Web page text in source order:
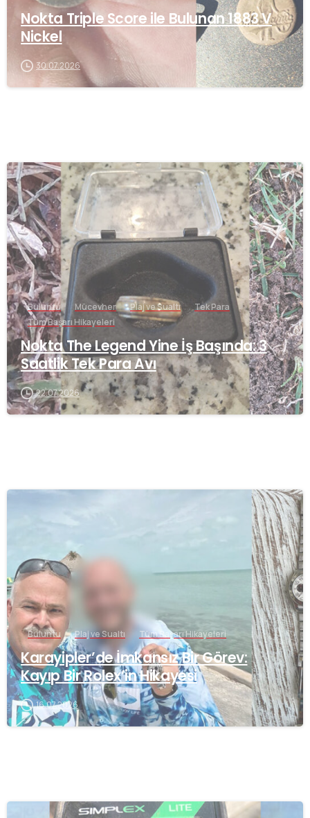
Nokta Triple Score ile Bulunan 1883 V
Nickel
30.07.2026
-
Buluntu Mücevher Plaj ve Sualtı
Tek Para
Tüm Başarı Hikayeleri
Nokta The Legend Yine İş Başında: 3
Saatlik Tek Para Avı
22.07.2026
-
Buluntu Plaj ve Sualtı Tüm Başarı Hikayeleri
Karayipler’de İmkansız Bir Görev:
Kayıp Bir Rolex’in Hikayesi
16.07.2026